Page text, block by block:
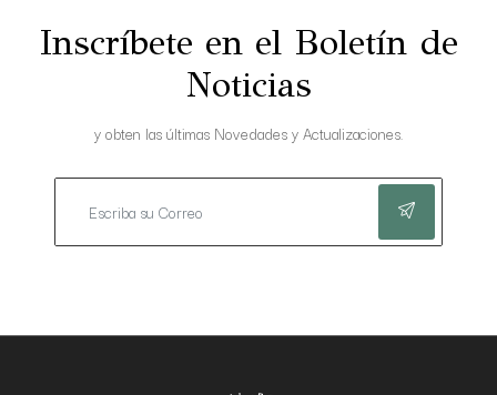
Inscríbete en el Boletín de
Noticias
y obten las últimas Novedades y Actualizaciones.